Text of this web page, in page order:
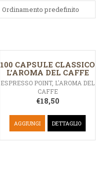
Ordinamento predefinito
100 CAPSULE CLASSICO
L’AROMA DEL CAFFE
ESPRESSO POINT, L'AROMA DEL
CAFFE
€18,50
AGGIUNGI DETTAGLIO